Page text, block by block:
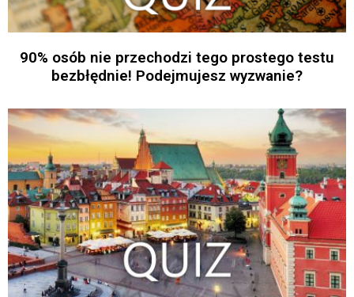
90% osób nie przechodzi tego prostego testu
bezbłędnie! Podejmujesz wyzwanie?